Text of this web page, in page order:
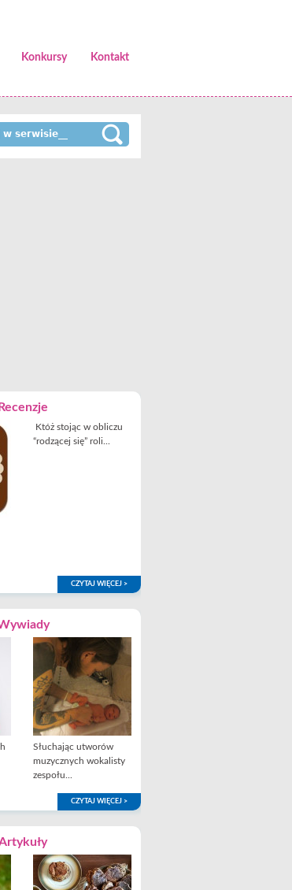
Konkursy Kontakt
Recenzje
Któż stojąc w obliczu
“rodzącej się” roli...
CZYTAJ WIĘCEJ >
Słuchając utworów
muzycznych wokalisty
zespołu...
CZYTAJ WIĘCEJ >